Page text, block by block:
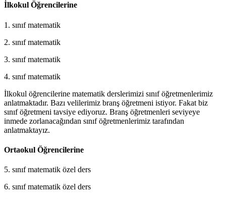
İlkokul Öğrencilerine
1. sınıf matematik
2. sınıf matematik
3. sınıf matematik
4. sınıf matematik
İlkokul öğrencilerine matematik derslerimizi sınıf öğretmenlerimiz
anlatmaktadır. Bazı velilerimiz branş öğretmeni istiyor. Fakat biz
sınıf öğretmeni tavsiye ediyoruz. Branş öğretmenleri seviyeye
inmede zorlanacağından sınıf öğretmenlerimiz tarafından
anlatmaktayız.
Ortaokul Öğrencilerine
5. sınıf matematik özel ders
6. sınıf matematik özel ders